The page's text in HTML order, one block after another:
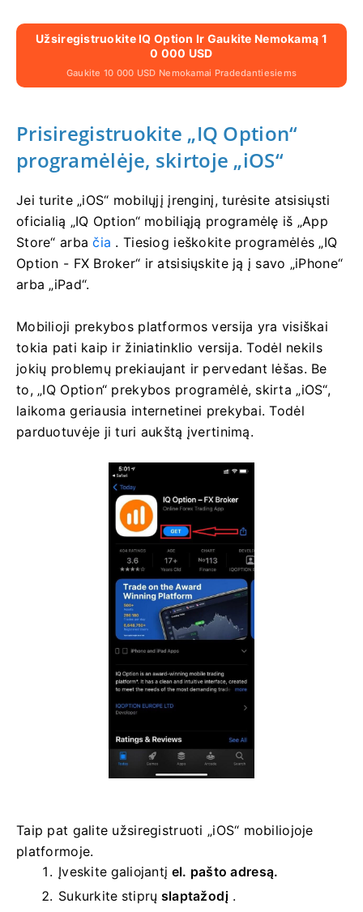
Užsiregistruokite IQ Option Ir Gaukite Nemokamą 1
0 000 USD
Gaukite 10 000 USD Nemokamai Pradedantiesiems
Prisiregistruokite „IQ Option“
programėlėje, skirtoje „iOS“
Jei turite „iOS“ mobilųjį įrenginį, turėsite atsisiųsti
oficialią „IQ Option“ mobiliąją programėlę iš „App
Store“ arbačia . Tiesiog ieškokite programėlės „IQ
Option - FX Broker“ ir atsisiųskite ją į savo „iPhone“
arba „iPad“.
Mobilioji prekybos platformos versija yra visiškai
tokia pati kaip ir žiniatinklio versija. Todėl nekils
jokių problemų prekiaujant ir pervedant lėšas. Be
to, „IQ Option“ prekybos programėlė, skirta „iOS“,
laikoma geriausia internetinei prekybai. Todėl
parduotuvėje ji turi aukštą įvertinimą.
Taip pat galite užsiregistruoti „iOS“ mobiliojoje
platformoje.
Įveskite galiojantį el. pašto adresą.
Sukurkite stiprų slaptažodį .